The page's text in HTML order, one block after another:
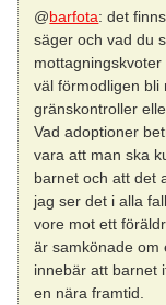
@barfota: det
säger och vad du
väl förmodligen bli
gränskontroller
Vad adoptioner
vara att man ska
barnet och att det
jag ser det i alla
vore mot ett
är samkönade om
innebär att barnet
en nära framtid.